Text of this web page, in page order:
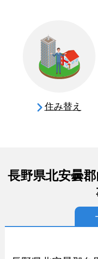
住み替え
長野県北安曇